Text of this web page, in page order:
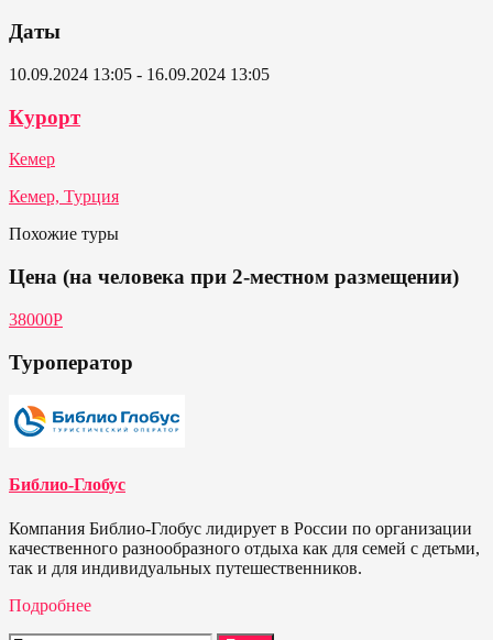
Даты
10.09.2024 13:05 - 16.09.2024 13:05
Курорт
Кемер
Кемер, Турция
Похожие туры
Цена (на человека при 2-местном размещении)
38000Р
Туроператор
Библио-Глобус
Компания Библио-Глобус лидирует в России по организации
качественного разнообразного отдыха как для семей с детьми,
так и для индивидуальных путешественников.
Подробнее